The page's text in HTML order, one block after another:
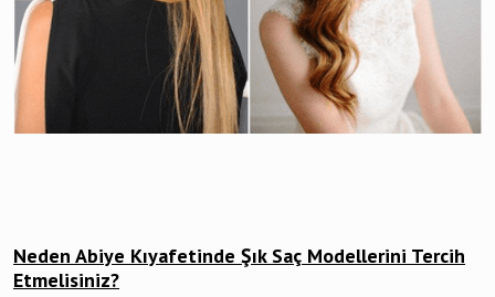
Neden Abiye Kıyafetinde Şık Saç Modellerini Tercih
Etmelisiniz?